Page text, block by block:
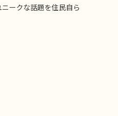
ークな話題を住民自ら